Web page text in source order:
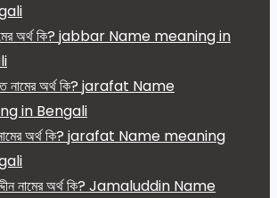
অর্থ কি? jabbar Name meaning in
অর্থ কি? jarafat Name meaning